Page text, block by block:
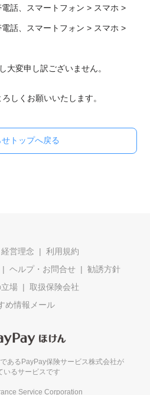
電話、スマートフォン > スマホ >
電話、スマートフォン > スマホ >
大変申し訳ございません。
しくお願いいたします。
トップへ戻る
経営理念
利用規約
ヘルプ・お問合せ
勧誘方針
場
取扱保険会社
め情報メール
ある PayPay保険サービス株式会社が
いるサービスです
Service Corporation